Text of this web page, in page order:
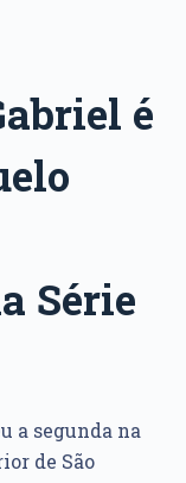
é
Série
a segunda na
de São